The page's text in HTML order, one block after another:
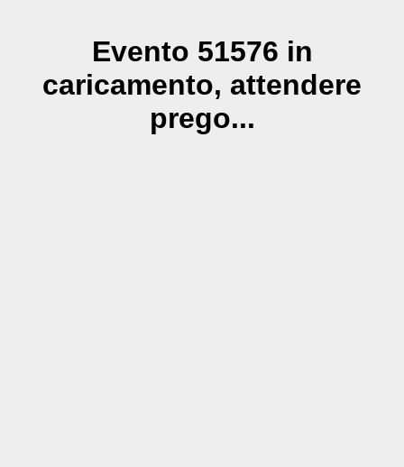
Evento 51576 in
caricamento, attendere
prego...